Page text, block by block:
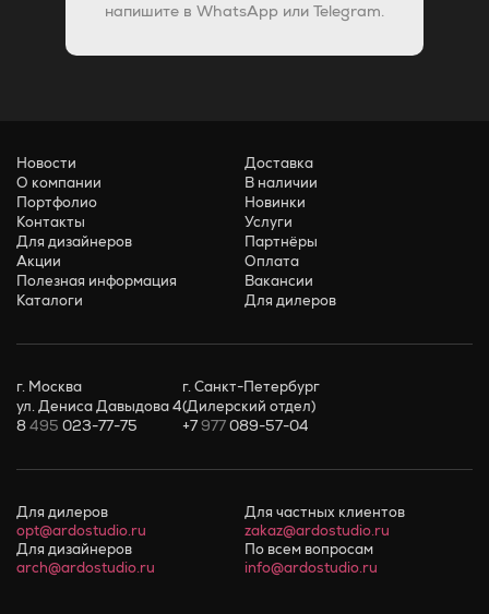
напишите в WhatsApp или Telegram.
Новости
О компании
Портфолио
Контакты
Для дизайнеров
Акции
Полезная информация
Каталоги
Доставка
В наличии
Новинки
Услуги
Партнёры
Оплата
Вакансии
Для дилеров
г. Москва
ул. Дениса Давыдова 4
8495 023-77-75
г. Санкт-Петербург
(Дилерский отдел)
+7977089-57-04
Для дилеров
opt@ardostudio.ru
Для частных клиентов
zakaz@ardostudio.ru
Для дизайнеров
arch@ardostudio.ru
По всем вопросам
info@ardostudio.ru